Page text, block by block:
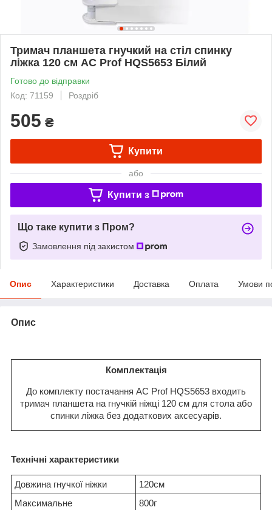
Тримач планшета гнучкий на стіл спинку
ліжка 120 см AC Prof HQS5653 Білий
Готово до відправки
Код: 71159
Роздріб
505 ₴
Купити
або
Купити з
Що таке купити з Пром?
Замовлення під захистом
Опис Характеристики Доставка Оплата Умови
Опис
Комплектація
До комплекту постачання AC Prof HQS5653 входить
тримач планшета на гнучкій ніжці 120 см для стола або
спинки ліжка без додаткових аксесуарів.
Технічні характеристики
Довжина гнучкої ніжки
120см
Максимальне
800г